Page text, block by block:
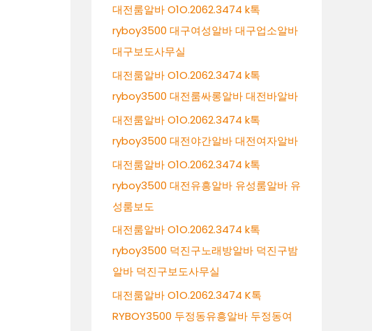
대전룸알바 O1O.2062.3474 k톡
ryboy3500 대구여성알바 대구업소알바
대구보도사무실
대전룸알바 O1O.2062.3474 k톡
ryboy3500 대전룸싸롱알바 대전바알바
대전룸알바 O1O.2062.3474 k톡
ryboy3500 대전야간알바 대전여자알바
대전룸알바 O1O.2062.3474 k톡
ryboy3500 대전유흥알바 유성룸알바 유
성룸보도
대전룸알바 O1O.2062.3474 k톡
ryboy3500 덕진구노래방알바 덕진구밤
알바 덕진구보도사무실
대전룸알바 O1O.2062.3474 K톡
RYBOY3500 두정동유흥알바 두정동여